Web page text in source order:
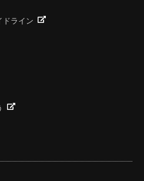
ドライン